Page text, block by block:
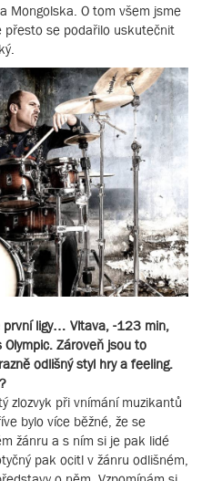
Mongolska. O tom všem jsme
se podařilo uskutečnit
první ligy… Vltava, -123 min,
Zároveň jsou to
odlišný styl hry a feeling.
zlozvyk při vnímání muzikantů
bylo více běžné, že se
žánru a s ním si je pak lidé
pak ocitl v žánru odlišném,